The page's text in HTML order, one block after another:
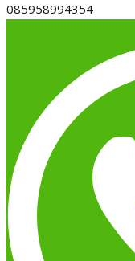
085958994354